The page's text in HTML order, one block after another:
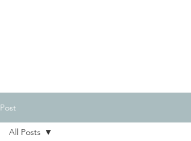
Post
All Posts